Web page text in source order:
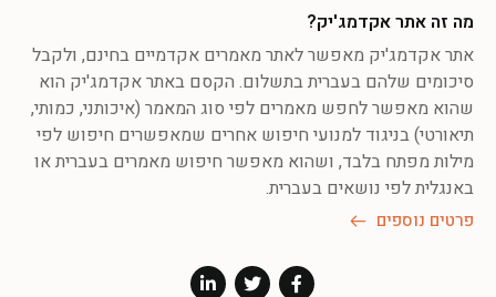
מה זה אתר אקדמג'יק?
אתר אקדמג'יק מאפשר לאתר מאמרים אקדמיים בחינם, ולקבל
סיכומים שלהם בעברית בתשלום. הקסם באתר אקדמג'יק הוא
שהוא מאפשר לחפש מאמרים לפי סוג המאמר (איכותני, כמותי,
תיאורטי) בניגוד למנועי חיפוש אחרים שמאפשרים חיפוש לפי
מילות מפתח בלבד, ושהוא מאפשר חיפוש מאמרים בעברית או
באנגלית לפי נושאים בעברית.
פרטים נוספים